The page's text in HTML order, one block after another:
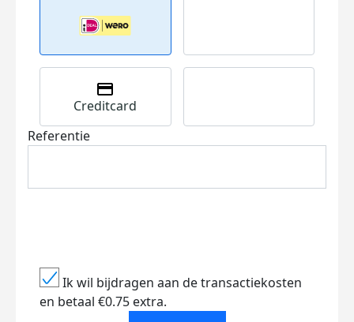
Creditcard
Referentie
Ik wil bijdragen aan de transactiekosten
en betaal €0.75 extra.